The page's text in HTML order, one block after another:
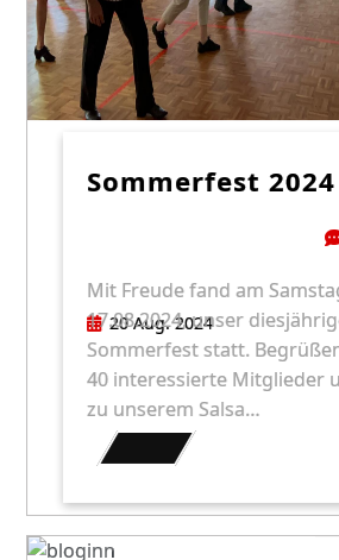
Sommerfest 2024
20 Aug. 2024
Mit Freude fand am
17.08.2024, unser
Sommerfest statt.
40 interessierte Mitglieder
zu unserem Salsa…